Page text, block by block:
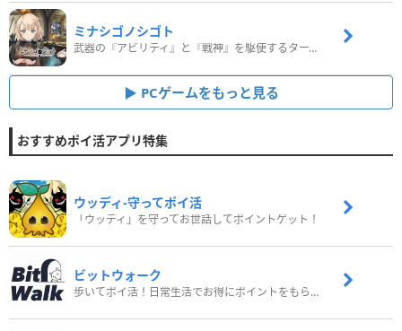
ミナシゴノシゴト
武器の『アビリティ』と『戦神』を駆使するターン制コマンドバトルRPG！
PCゲームをもっと見る
おすすめポイ活アプリ特集
ウッディ‐守ってポイ活
「ウッディ」を守ってお世話してポイントゲット！
ビットウォーク
歩いてポイ活！日常生活でお得にポイントをもらおう